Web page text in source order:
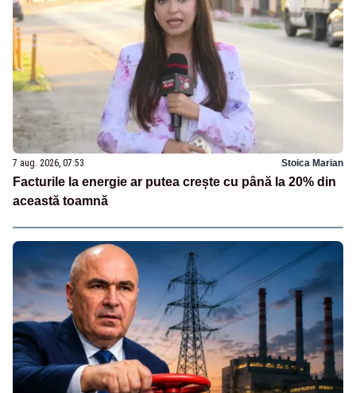
7 aug. 2026, 07:53 Stoica Marian
Facturile la energie ar putea crește cu până la 20% din
această toamnă